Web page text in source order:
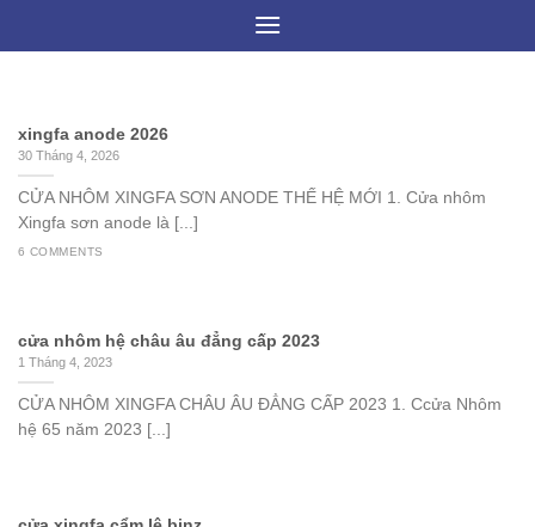
xingfa anode 2026
30 Tháng 4, 2026
CỬA NHÔM XINGFA SƠN ANODE THẾ HỆ MỚI 1. Cửa nhôm
Xingfa sơn anode là [...]
6 COMMENTS
cửa nhôm hệ châu âu đẳng cấp 2023
1 Tháng 4, 2023
CỬA NHÔM XINGFA CHÂU ÂU ĐẲNG CẤP 2023 1. Ccửa Nhôm
hệ 65 năm 2023 [...]